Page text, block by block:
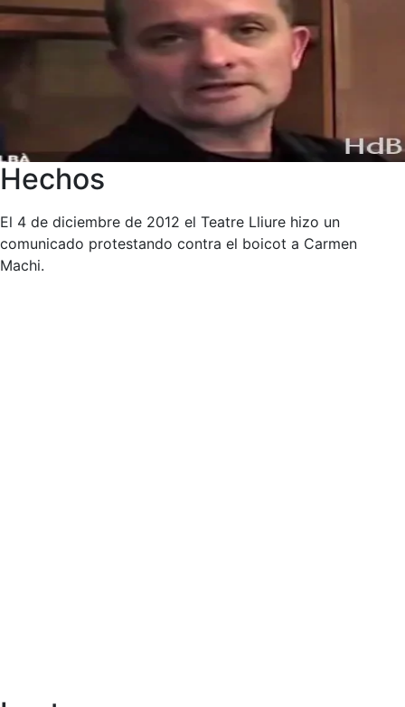
Hechos
El 4 de diciembre de 2012 el Teatre Lliure hizo un
comunicado protestando contra el boicot a Carmen
Machi.